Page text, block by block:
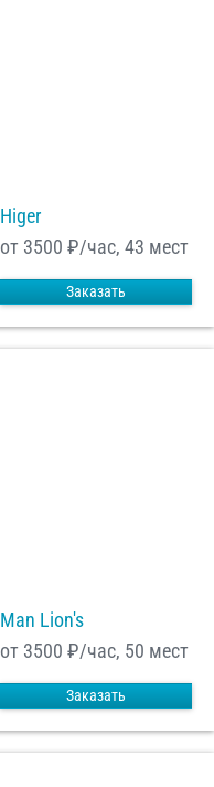
Higer
от 3500 ₽/час, 43 мест
Заказать
Man Lion's
от 3500 ₽/час, 50 мест
Заказать